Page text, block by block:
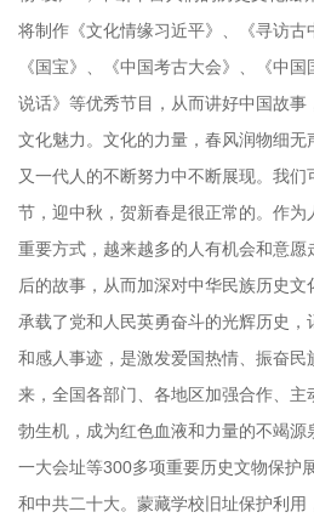
将制作《文化情缘习近平》、《寻访古
《国宝》、《中国考古大会》、《中
说话》等优秀节目，从而讲好中国故事
文化魅力。文化的力量，春风润物细
又一代人的不断努力中不断展现。我
节，迎中秋，贺新春是很正常的。作为
重要方式，越来越多的人有机会和意
后的故事，从而加深对中华民族历史
承载了党和人民英勇奋斗的光辉历史
和感人事迹，是激发爱国热情、振奋
来，全国各部门、各地区加强合作、主
勃生机，成为红色血液和力量的不竭
一大会址等300多项重要历史文物保护
和中共二十大。蒙藏学校旧址保护利